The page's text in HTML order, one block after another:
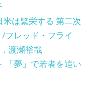
米は繁栄する 第二次
フレッド・フライ
渡瀬裕哉
「夢」で若者を追い